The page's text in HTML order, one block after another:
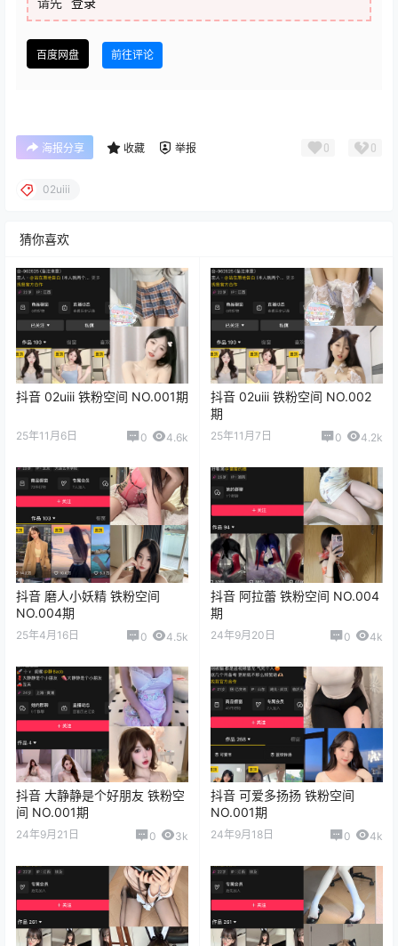
百度网盘 前往评论
海报分享 收藏 举报 0 0
02uiii
猜你喜欢
抖音 02uiii 铁粉空间 NO.001期
25年11月6日 0 4.6k
抖音 02uiii 铁粉空间 NO.002
期
25年11月7日 0 4.2k
抖音 磨人小妖精 铁粉空间
NO.004期
25年4月16日 0 4.5k
抖音 阿拉蕾 铁粉空间 NO.004
期
24年9月20日 0 4k
抖音 大静静是个好朋友 铁粉空
间 NO.001期
24年9月21日 0 3k
抖音 可爱多扬扬 铁粉空间
NO.001期
24年9月18日 0 4k